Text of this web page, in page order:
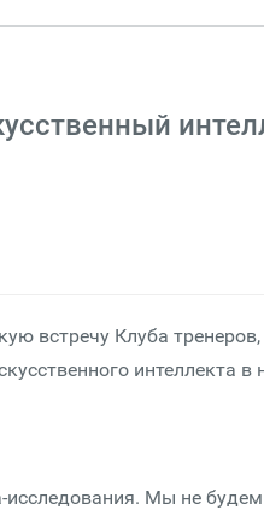
встречу Клуба
интеллекта
исследования. Мы не